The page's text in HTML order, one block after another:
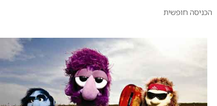
הכניסה חופשית